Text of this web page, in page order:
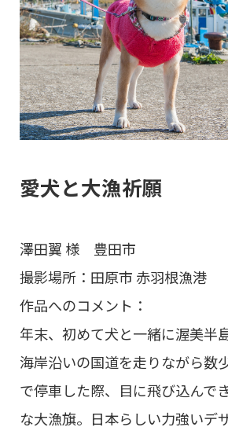
愛犬と大漁祈願
澤田翼 様 豊田市
撮影場所：田原市 赤羽根漁港
作品へのコメント：
年末、初めて犬と一緒に渥美半
海岸沿いの国道を走りながら数
で停車した際、目に飛び込んで
な大漁旗。日本らしい力強いデ